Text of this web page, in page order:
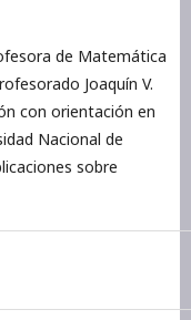
de Matemática
Joaquín V.
con orientación en
Nacional de
sobre